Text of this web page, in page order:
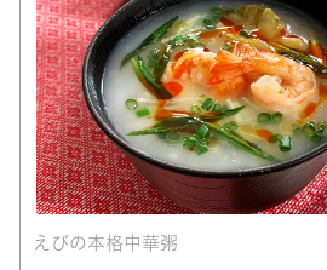
えびの本格中華粥